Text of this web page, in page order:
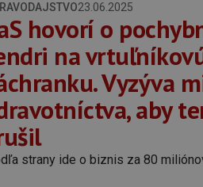
23.06.2025
hovorí o
na
Vyzýva
aby
strany ide o biznis za 80